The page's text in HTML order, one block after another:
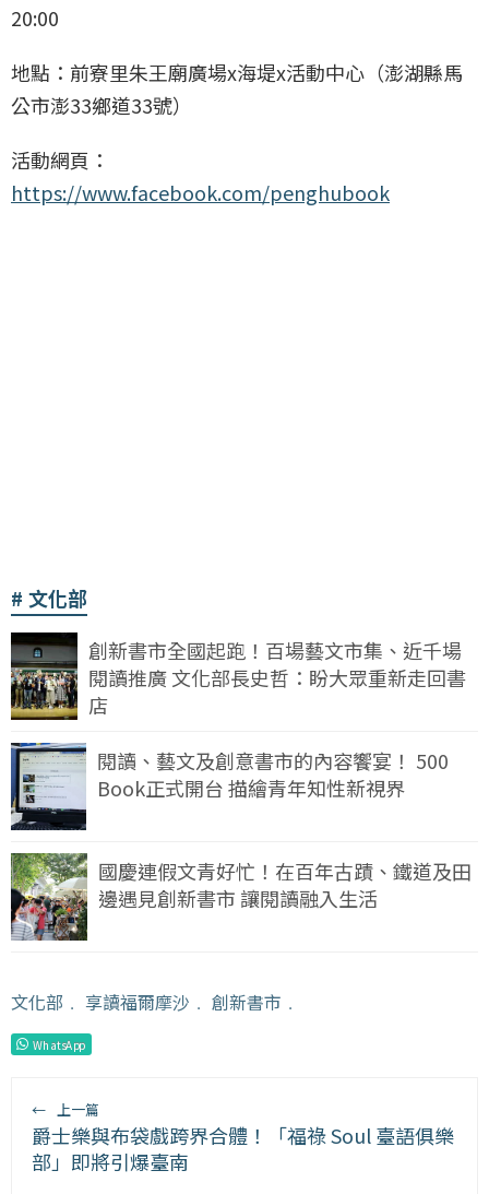
20:00
地點：前寮里朱王廟廣場x海堤x活動中心（澎湖縣馬
公市澎33鄉道33號）
活動網頁：
https://www.facebook.com/penghubook
文化部
創新書市全國起跑！百場藝文市集、近千場
閱讀推廣 文化部長史哲：盼大眾重新走回書
店
閱讀、藝文及創意書市的內容饗宴！ 500
Book正式開台 描繪青年知性新視界
國慶連假文青好忙！在百年古蹟、鐵道及田
邊遇見創新書市 讓閱讀融入生活
文化部 ﹒ 享讀福爾摩沙 ﹒ 創新書市 ﹒
WhatsApp
← 上一篇
爵士樂與布袋戲跨界合體！「福祿 Soul 臺語俱樂
部」即將引爆臺南